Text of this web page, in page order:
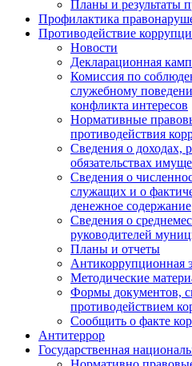
Планы и результаты
Профилактика
Противодействие
Новости
Декларационная
Комиссия по
служебному
конфликта интересов
Нормативные
противодействия
Сведения о доходах,
обязательствах
Сведения о
служащих и о
денежное содержание
Сведения о
руководителей
Планы и отчеты
Антикоррупционная
Методические
Формы документов,
противодействием
Сообщить о факте
Антитеррор
Государственная